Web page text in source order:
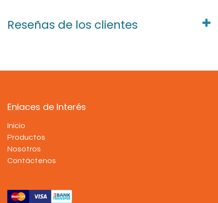
Reseñas de los clientes
Enlaces de Interés
Inicio
Productos
Nosotros
Contáctenos